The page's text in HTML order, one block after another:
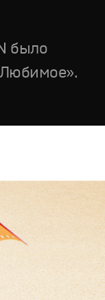
было